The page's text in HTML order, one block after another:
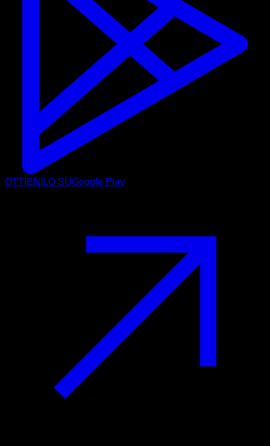
OTTIENILO SUGoogle Play